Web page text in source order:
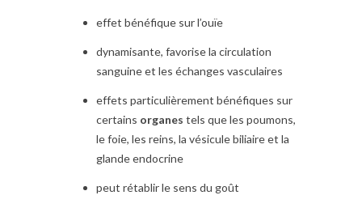
effet bénéfique sur l’ouïe
dynamisante, favorise la circulation
sanguine et les échanges vasculaires
effets particulièrement bénéfiques sur
certains organes tels que les poumons,
le foie, les reins, la vésicule biliaire et la
glande endocrine
peut rétablir le sens du goût